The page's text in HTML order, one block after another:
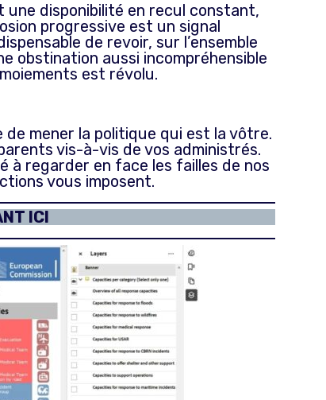
une disponibilité en recul constant,
progressive est un signal
de revoir, sur l’ensemble
obstination aussi incompréhensible
est révolu.
de mener la politique qui est la vôtre.
vis-à-vis de vos administrés.
à regarder en face les failles de nos
vous imposent.
ICI